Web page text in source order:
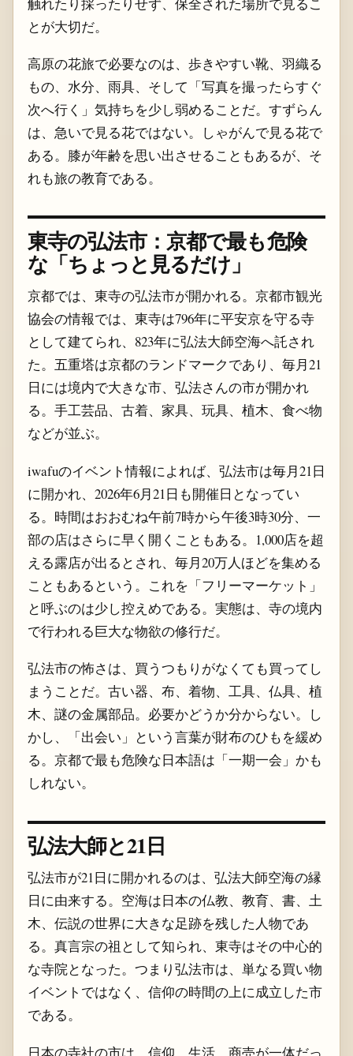
とが大切だ。
高原の花旅で必要なのは、歩きやすい靴、羽織る
もの、水分、雨具、そして「写真を撮ったらすぐ
次へ行く」気持ちを少し弱めることだ。すずらん
は、急いで見る花ではない。しゃがんで見る花で
ある。膝が年齢を思い出させることもあるが、そ
れも旅の教育である。
東寺の弘法市：京都で最も危険
な「ちょっと見るだけ」
京都では、東寺の弘法市が開かれる。京都市観光
協会の情報では、東寺は796年に平安京を守る寺
として建てられ、823年に弘法大師空海へ託され
た。五重塔は京都のランドマークであり、毎月21
日には境内で大きな市、弘法さんの市が開かれ
る。手工芸品、古着、家具、玩具、植木、食べ物
などが並ぶ。
iwafuのイベント情報によれば、弘法市は毎月21日
に開かれ、2026年6月21日も開催日となってい
る。時間はおおむね午前7時から午後3時30分、一
部の店はさらに早く開くこともある。1,000店を超
える露店が出るとされ、毎月20万人ほどを集める
こともあるという。これを「フリーマーケット」
と呼ぶのは少し控えめである。実態は、寺の境内
で行われる巨大な物欲の修行だ。
弘法市の怖さは、買うつもりがなくても買ってし
まうことだ。古い器、布、着物、工具、仏具、植
木、謎の金属部品。必要かどうか分からない。し
かし、「出会い」という言葉が財布のひもを緩め
る。京都で最も危険な日本語は「一期一会」かも
しれない。
弘法大師と21日
弘法市が21日に開かれるのは、弘法大師空海の縁
日に由来する。空海は日本の仏教、教育、書、土
木、伝説の世界に大きな足跡を残した人物であ
る。真言宗の祖として知られ、東寺はその中心的
な寺院となった。つまり弘法市は、単なる買い物
イベントではなく、信仰の時間の上に成立した市
である。
日本の寺社の市は、信仰、生活、商売が一体だっ